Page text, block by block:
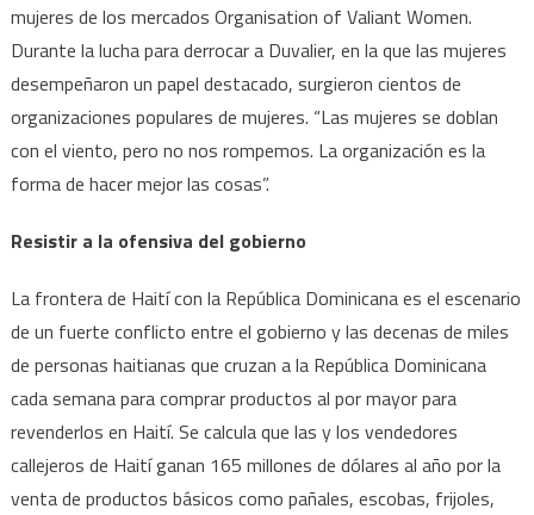
mujeres de los mercados Organisation of Valiant Women.
Durante la lucha para derrocar a Duvalier, en la que las mujeres
desempeñaron un papel destacado, surgieron cientos de
organizaciones populares de mujeres. “Las mujeres se doblan
con el viento, pero no nos rompemos. La organización es la
forma de hacer mejor las cosas”.
Resistir a la ofensiva del gobierno
La frontera de Haití con la República Dominicana es el escenario
de un fuerte conflicto entre el gobierno y las decenas de miles
de personas haitianas que cruzan a la República Dominicana
cada semana para comprar productos al por mayor para
revenderlos en Haití. Se calcula que las y los vendedores
callejeros de Haití ganan 165 millones de dólares al año por la
venta de productos básicos como pañales, escobas, frijoles,